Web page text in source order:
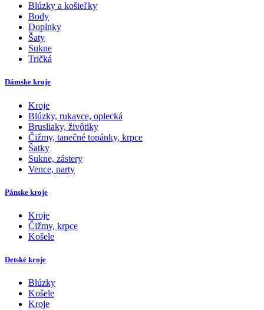
Blúzky a košieľky
Body
Doplnky
Šaty
Sukne
Tričká
Dámske kroje
Kroje
Blúzky, rukavce, oplecká
Brusliaky, živôtiky
Čižmy, tanečné topánky, krpce
Šatky
Sukne, zástery
Vence, party
Pánske kroje
Kroje
Čižmy, krpce
Košele
Detské kroje
Blúzky
Košele
Kroje